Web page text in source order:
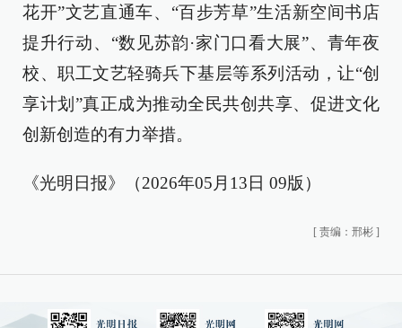
花开”文艺直通车、“百步芳草”生活新空间书店
提升行动、“数见苏韵·家门口看大展”、青年夜
校、职工文艺轻骑兵下基层等系列活动，让“创
享计划”真正成为推动全民共创共享、促进文化
创新创造的有力举措。
《光明日报》（2026年05月13日 09版）
[ 责编：邢彬 ]